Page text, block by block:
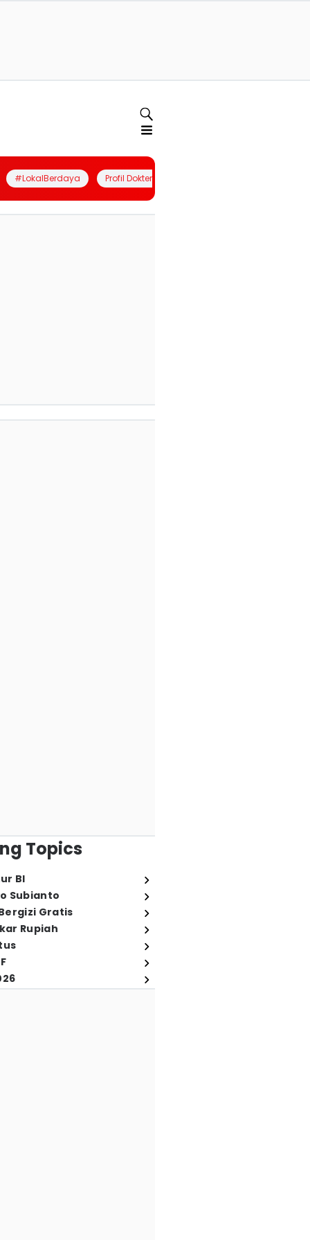
#LokalBerdaya Profil Dokter
Topics
BI
Subianto
Gratis
Rupiah